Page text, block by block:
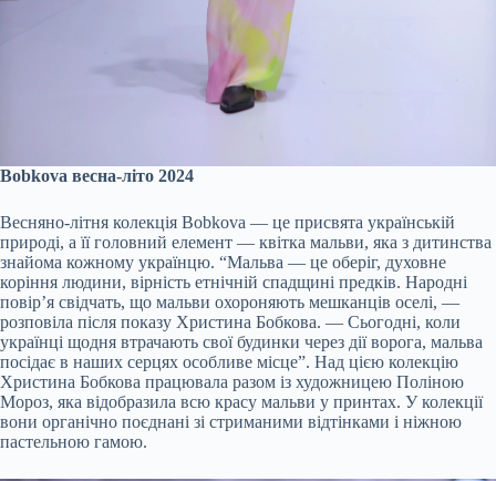
Bobkova весна-літо 2024
Весняно-літня колекція Bobkova — це присвята українській
природі, а її головний елемент — квітка мальви, яка з дитинства
знайома кожному українцю. “Мальва — це оберіг, духовне
коріння людини, вірність етнічній спадщині предків. Народні
повір’я свідчать, що мальви охороняють мешканців оселі, —
розповіла після показу Христина Бобкова. — Сьогодні, коли
українці щодня втрачають свої будинки через дії ворога, мальва
посідає в наших серцях особливе місце”. Над цією колекцію
Христина Бобкова працювала разом із художницею Поліною
Мороз, яка відобразила всю красу мальви у принтах. У колекції
вони органічно поєднані зі стриманими відтінками і ніжною
пастельною гамою.